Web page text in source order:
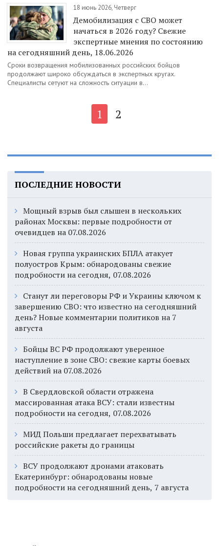
18 июнь 2026, Четверг
Демобилизация с СВО может
начаться в 2026 году? Свежие
экспертные мнения по состоянию
на сегодняшний день, 18.06.2026
Сроки возвращения мобилизованных российских бойцов
продолжают широко обсуждаться в экспертных кругах.
Специалисты сетуют на сложность ситуации в...
1 2
ПОСЛЕДНИЕ НОВОСТИ
Мощный взрыв был слышен в нескольких
районах Москвы: первые подробности от
очевидцев на 07.08.2026
Новая группа украинских БПЛА атакует
полуостров Крым: обнародованы свежие
подробности на сегодня, 07.08.2026
Станут ли переговоры РФ и Украины ключом к
завершению СВО: что известно на сегодняшний
день? Новые комментарии политиков на 7
августа
Бойцы ВС РФ продолжают уверенное
наступление в зоне СВО: свежие карты боевых
действий на 07.08.2026
В Свердловской области отражена
массированная атака ВСУ: стали известны
подробности на сегодня, 07.08.2026
МИД Польши предлагает перехватывать
российские ракеты до границы
ВСУ продолжают дронами атаковать
Екатеринбург: обнародованы новые
подробности на сегодняшний день, 7 августа